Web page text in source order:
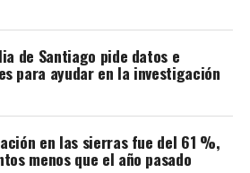
del Mercado
en la plaza, a fin de
entre los dos espacios y que el
los vecinos:
de Santiago pide datos e
para ayudar en la investigación
en las sierras fue del 61 %,
menos que el año pasado